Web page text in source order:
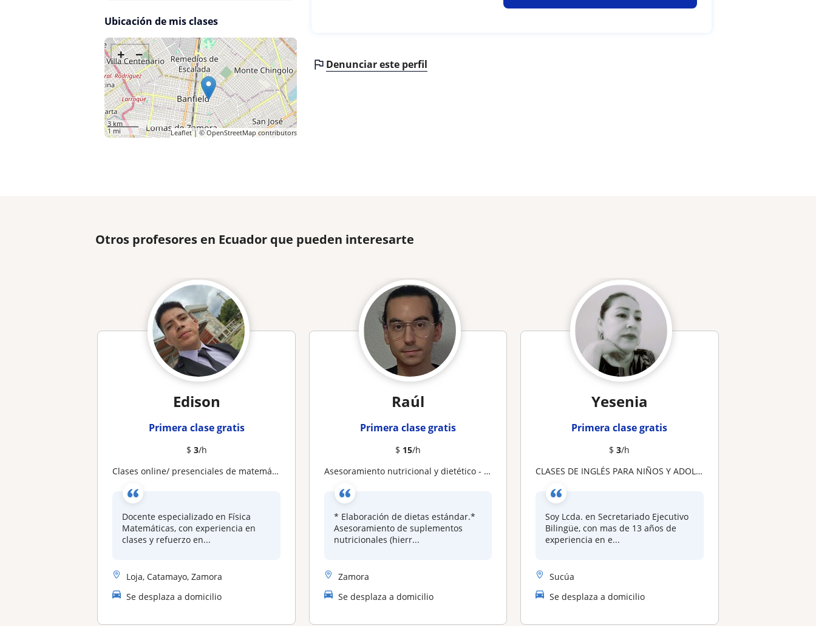
Ubicación de mis clases
+ −
3 km
1 mi
Leaflet| ©OpenStreetMapcontributors
Denunciar este perfil
Otros profesores en Ecuador que pueden interesarte
Edison
Primera clase gratis
$ 3/h
Clases online/ presenciales de matemática y física para nivel secundario e inglés básico
Docente especializado en Física
Matemáticas, con experiencia en
clases y refuerzo en...
Loja, Catamayo, Zamora
Se desplaza a domicilio
Raúl
Primera clase gratis
$ 15/h
Asesoramiento nutricional y dietético - hábitos saludables, y más
* Elaboración de dietas estándar.*
Asesoramiento de suplementos
nutricionales (hierr...
Zamora
Se desplaza a domicilio
Yesenia
Primera clase gratis
$3/h
CLASES DE INGLÉS PARA NIÑOS Y ADOLESCENTES
Soy Lcda. en Secretariado Ejecutivo
Bilingüe, con mas de 13 años de
experiencia en e...
Sucúa
Se desplaza a domicilio